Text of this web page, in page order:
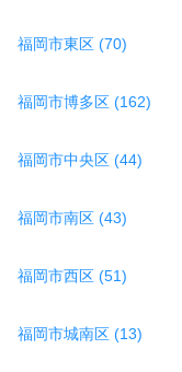
福岡市東区 (70)
福岡市博多区 (162)
福岡市中央区 (44)
福岡市南区 (43)
福岡市西区 (51)
福岡市城南区 (13)